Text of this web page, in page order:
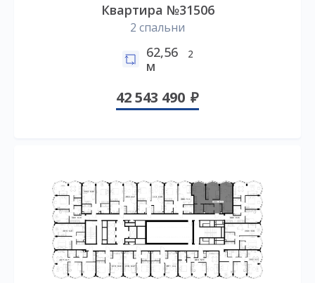
Квартира №31506
2 спальни
62,56
м
2
42 543 490